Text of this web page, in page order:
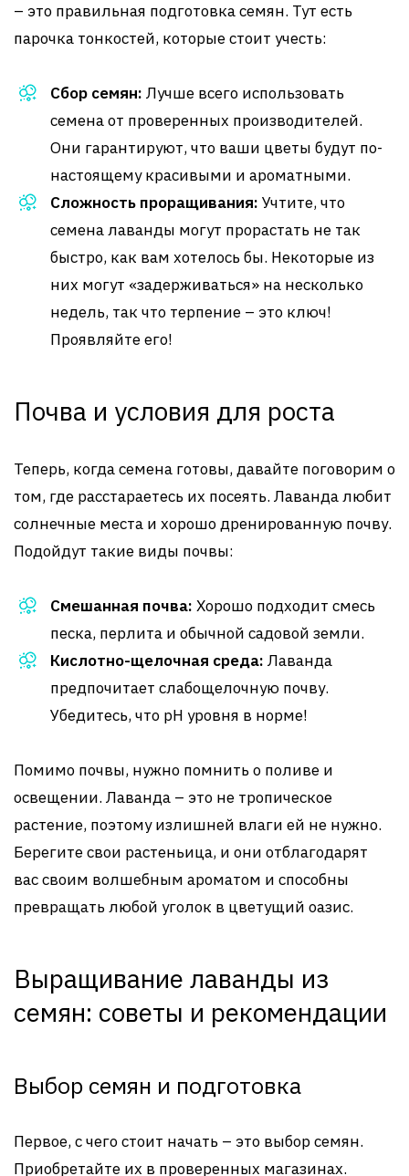
– это правильная подготовка семян. Тут есть
парочка тонкостей, которые стоит учесть:
Сбор семян: Лучше всего использовать
семена от проверенных производителей.
Они гарантируют, что ваши цветы будут по-
настоящему красивыми и ароматными.
Сложность проращивания: Учтите, что
семена лаванды могут прорастать не так
быстро, как вам хотелось бы. Некоторые из
них могут «задерживаться» на несколько
недель, так что терпение – это ключ!
Проявляйте его!
Почва и условия для роста
Теперь, когда семена готовы, давайте поговорим о
том, где расстараетесь их посеять. Лаванда любит
солнечные места и хорошо дренированную почву.
Подойдут такие виды почвы:
Смешанная почва: Хорошо подходит смесь
песка, перлита и обычной садовой земли.
Кислотно-щелочная среда: Лаванда
предпочитает слабощелочную почву.
Убедитесь, что pH уровня в норме!
Помимо почвы, нужно помнить о поливе и
освещении. Лаванда – это не тропическое
растение, поэтому излишней влаги ей не нужно.
Берегите свои растеньица, и они отблагодарят
вас своим волшебным ароматом и способны
превращать любой уголок в цветущий оазис.
Выращивание лаванды из
семян: советы и рекомендации
Выбор семян и подготовка
Первое, с чего стоит начать – это выбор семян.
Приобретайте их в проверенных магазинах.